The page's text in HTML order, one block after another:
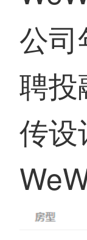
公
聘
传